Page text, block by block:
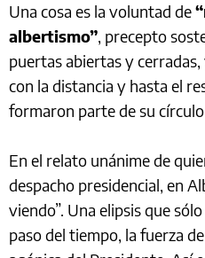
Una cosa es la voluntad de
albertismo”, precepto
puertas abiertas y
con la distancia y hasta el
formaron parte de su
En el relato unánime de
despacho presidencial, en
viendo”. Una elipsis que
paso del tiempo, la fuerza